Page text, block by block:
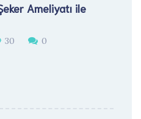
Ameliyatı ile
30 0